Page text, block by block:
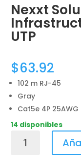
Nexxt
UTP
$63.92
102 m RJ-45
Gray
Cat5e 4P 25AWG
14 disponibles
Solutions
Infrastructure